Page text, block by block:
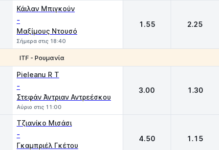
Κάιλαν Μπιγκούν
-
Μαξίμους Ντουσό
Σήμερα στις 18:40
1.55 2.25
ITF - Ρουμανία
Pieleanu R T
-
Στεφάν Άντριαν Αντρεέσκου
Αύριο στις 11:00
3.00 1.30
Τζιανίκο Μισάσι
-
Γκαμπριέλ Γκέτου
4.50 1.15